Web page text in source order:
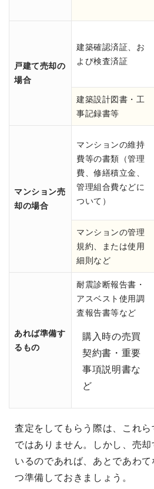
戸建て売却の
場合
建築確認済証、お
よび検査済証
建築設計図書・工
事記録書等
マンション売
却の場合
マンションの維持
費等の書類（管理
費、修繕積立金、
管理組合費などに
ついて）
マンションの管理
規約、または使用
細則など
あれば準備す
るもの
耐震診断報告書・
アスベスト使用調
査報告書等など
購入時の売買
契約書・重要
事項説明書な
ど
査定をしてもらう際は、これ
ではありません。しかし、売
いるのであれば、あとであわ
つ準備しておきましょう。